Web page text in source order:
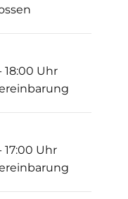
Uhr
Uhr